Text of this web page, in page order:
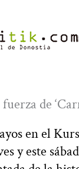
de
en el
y este